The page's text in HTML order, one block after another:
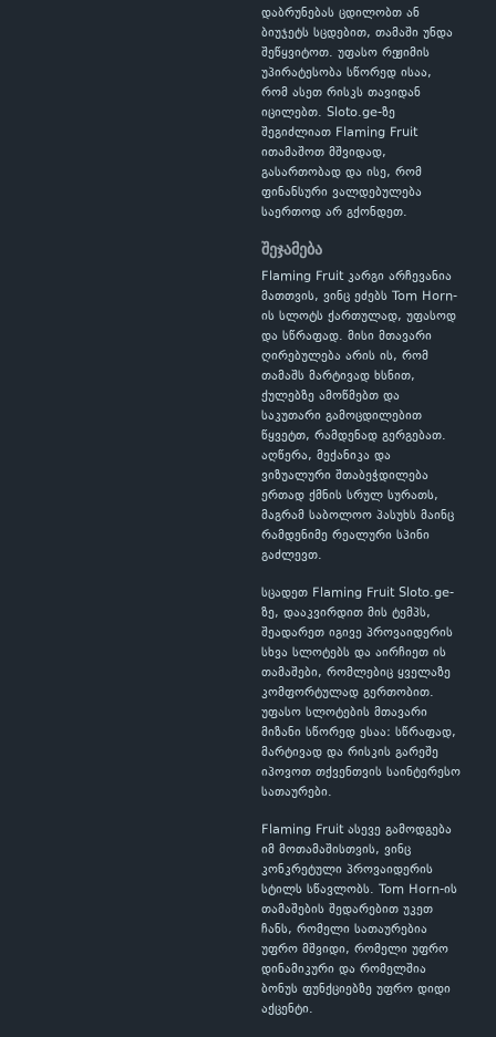
დაბრუნებას ცდილობთ ან
ბიუჯეტს სცდებით, თამაში უნდა
შეწყვიტოთ. უფასო რეჟიმის
უპირატესობა სწორედ ისაა,
რომ ასეთ რისკს თავიდან
იცილებთ. Sloto.ge-ზე
შეგიძლიათ Flaming Fruit
ითამაშოთ მშვიდად,
გასართობად და ისე, რომ
ფინანსური ვალდებულება
საერთოდ არ გქონდეთ.
შეჯამება
Flaming Fruit კარგი არჩევანია
მათთვის, ვინც ეძებს Tom Horn-
ის სლოტს ქართულად, უფასოდ
და სწრაფად. მისი მთავარი
ღირებულება არის ის, რომ
თამაშს მარტივად ხსნით,
ქულებზე ამოწმებთ და
საკუთარი გამოცდილებით
წყვეტთ, რამდენად გერგებათ.
აღწერა, მექანიკა და
ვიზუალური შთაბეჭდილება
ერთად ქმნის სრულ სურათს,
მაგრამ საბოლოო პასუხს მაინც
რამდენიმე რეალური სპინი
გაძლევთ.
სცადეთ Flaming Fruit Sloto.ge-
ზე, დააკვირდით მის ტემპს,
შეადარეთ იგივე პროვაიდერის
სხვა სლოტებს და აირჩიეთ ის
თამაშები, რომლებიც ყველაზე
კომფორტულად გერთობით.
უფასო სლოტების მთავარი
მიზანი სწორედ ესაა: სწრაფად,
მარტივად და რისკის გარეშე
იპოვოთ თქვენთვის საინტერესო
სათაურები.
Flaming Fruit ასევე გამოდგება
იმ მოთამაშისთვის, ვინც
კონკრეტული პროვაიდერის
სტილს სწავლობს. Tom Horn-ის
თამაშების შედარებით უკეთ
ჩანს, რომელი სათაურებია
უფრო მშვიდი, რომელი უფრო
დინამიკური და რომელშია
ბონუს ფუნქციებზე უფრო დიდი
აქცენტი.